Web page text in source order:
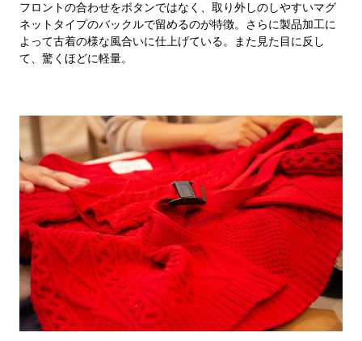
フロントの合わせをボタンではなく、取り外しのしやすいマグ
ネットタイプのバックルで留めるのが特徴。さらに製品加工に
よって古着の様な風合いに仕上げている。また見た目に反し
て、驚くほどに軽量。